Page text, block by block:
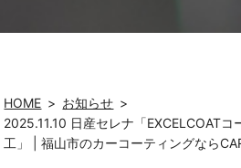
HOME
お知らせ
2025.11.10 日産セレナ「EXCELCOAT
工」 | 福山市のカーコーティングなら